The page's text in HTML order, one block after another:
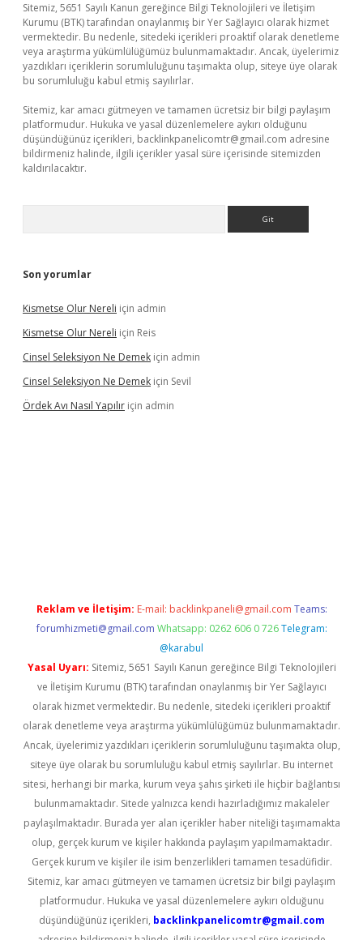
Sitemiz, 5651 Sayılı Kanun gereğince Bilgi Teknolojileri ve İletişim
Kurumu (BTK) tarafından onaylanmış bir Yer Sağlayıcı olarak hizmet
vermektedir. Bu nedenle, sitedeki içerikleri proaktif olarak denetleme
veya araştırma yükümlülüğümüz bulunmamaktadır. Ancak, üyelerimiz
yazdıkları içeriklerin sorumluluğunu taşımakta olup, siteye üye olarak
bu sorumluluğu kabul etmiş sayılırlar.
Sitemiz, kar amacı gütmeyen ve tamamen ücretsiz bir bilgi paylaşım
platformudur. Hukuka ve yasal düzenlemelere aykırı olduğunu
düşündüğünüz içerikleri, backlinkpanelicomtr@gmail.com adresine
bildirmeniz halinde, ilgili içerikler yasal süre içerisinde sitemizden
kaldırılacaktır.
Son yorumlar
Kismetse Olur Nereli için admin
Kismetse Olur Nereli için Reis
Cinsel Seleksiyon Ne Demek için admin
Cinsel Seleksiyon Ne Demek için Sevil
Ördek Avı Nasıl Yapılır için admin
Reklam ve İletişim: E-mail: backlinkpaneli@gmail.com Teams:
forumhizmeti@gmail.com Whatsapp: 0262 606 0 726 Telegram:
@karabul
Yasal Uyarı: Sitemiz, 5651 Sayılı Kanun gereğince Bilgi Teknolojileri
ve İletişim Kurumu (BTK) tarafından onaylanmış bir Yer Sağlayıcı
olarak hizmet vermektedir. Bu nedenle, sitedeki içerikleri proaktif
olarak denetleme veya araştırma yükümlülüğümüz bulunmamaktadır.
Ancak, üyelerimiz yazdıkları içeriklerin sorumluluğunu taşımakta olup,
siteye üye olarak bu sorumluluğu kabul etmiş sayılırlar. Bu internet
sitesi, herhangi bir marka, kurum veya şahıs şirketi ile hiçbir bağlantısı
bulunmamaktadır. Sitede yalnızca kendi hazırladığımız makaleler
paylaşılmaktadır. Burada yer alan içerikler haber niteliği taşımamakta
olup, gerçek kurum ve kişiler hakkında paylaşım yapılmamaktadır.
Gerçek kurum ve kişiler ile isim benzerlikleri tamamen tesadüfidir.
Sitemiz, kar amacı gütmeyen ve tamamen ücretsiz bir bilgi paylaşım
platformudur. Hukuka ve yasal düzenlemelere aykırı olduğunu
düşündüğünüz içerikleri, backlinkpanelicomtr@gmail.com